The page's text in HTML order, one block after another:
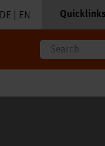
DE | EN Quicklinks
Search